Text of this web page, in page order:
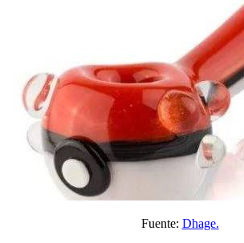
Fuente: Dhage.